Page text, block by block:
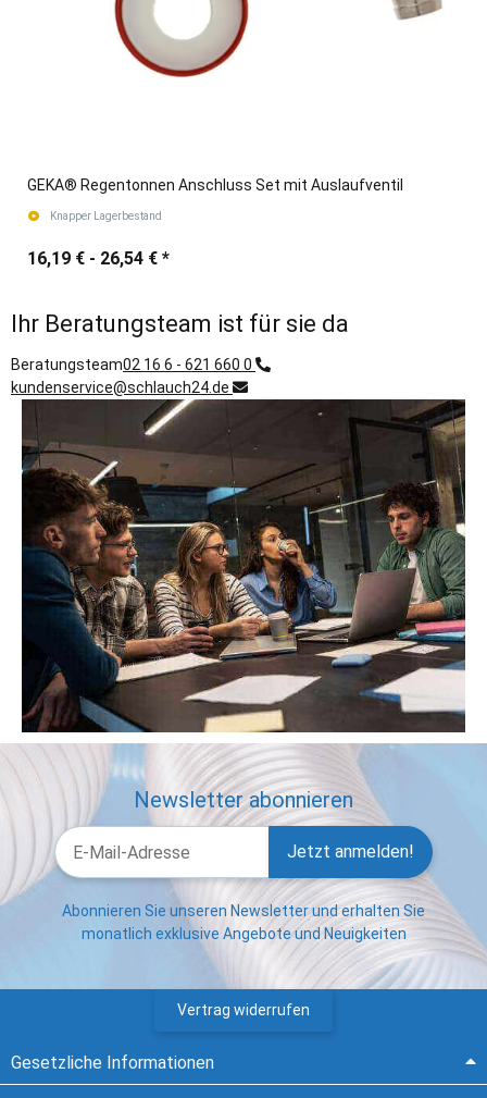
GEKA® Regentonnen Anschluss Set mit Auslaufventil
Knapper Lagerbestand
16,19 € - 26,54 € *
Ihr Beratungsteam ist für sie da
Beratungsteam02 16 6 - 621 660 0
kundenservice@schlauch24.de
Newsletter abonnieren
Jetzt anmelden!
Abonnieren Sie unseren Newsletter und erhalten Sie
monatlich exklusive Angebote und Neuigkeiten
Vertrag widerrufen
Gesetzliche Informationen